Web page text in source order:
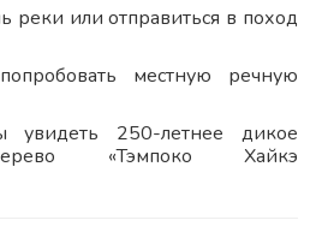
реки или отправиться в поход
местную речную
увидеть 250-летнее дикое
«Тэмпоко Хайкэ